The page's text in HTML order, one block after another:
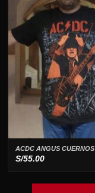
ACDC ANGUS CUERNOS
S/55.00